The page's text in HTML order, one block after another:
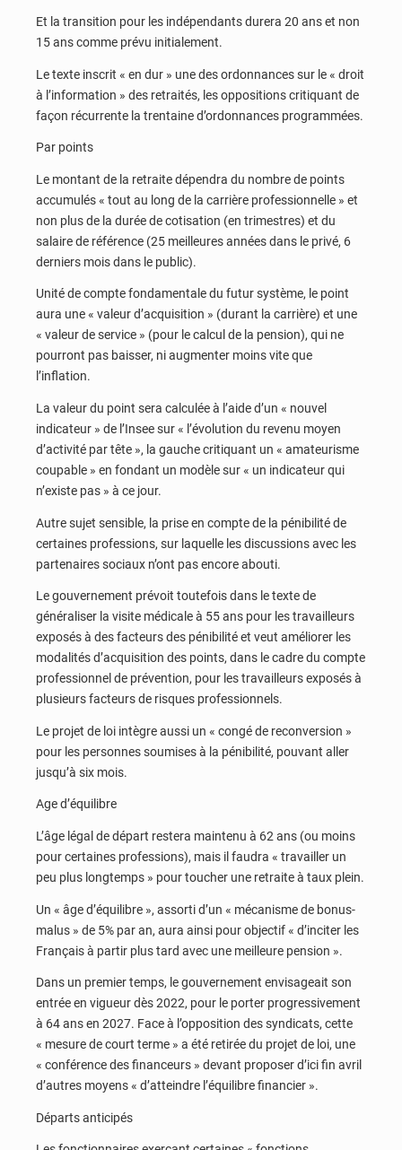
Et la transition pour les indépendants durera 20 ans et non
15 ans comme prévu initialement.
Le texte inscrit « en dur » une des ordonnances sur le « droit
à l’information » des retraités, les oppositions critiquant de
façon récurrente la trentaine d’ordonnances programmées.
Par points
Le montant de la retraite dépendra du nombre de points
accumulés « tout au long de la carrière professionnelle » et
non plus de la durée de cotisation (en trimestres) et du
salaire de référence (25 meilleures années dans le privé, 6
derniers mois dans le public).
Unité de compte fondamentale du futur système, le point
aura une « valeur d’acquisition » (durant la carrière) et une
« valeur de service » (pour le calcul de la pension), qui ne
pourront pas baisser, ni augmenter moins vite que
l’inflation.
La valeur du point sera calculée à l’aide d’un « nouvel
indicateur » de l’Insee sur « l’évolution du revenu moyen
d’activité par tête », la gauche critiquant un « amateurisme
coupable » en fondant un modèle sur « un indicateur qui
n’existe pas » à ce jour.
Autre sujet sensible, la prise en compte de la pénibilité de
certaines professions, sur laquelle les discussions avec les
partenaires sociaux n’ont pas encore abouti.
Le gouvernement prévoit toutefois dans le texte de
généraliser la visite médicale à 55 ans pour les travailleurs
exposés à des facteurs des pénibilité et veut améliorer les
modalités d’acquisition des points, dans le cadre du compte
professionnel de prévention, pour les travailleurs exposés à
plusieurs facteurs de risques professionnels.
Le projet de loi intègre aussi un « congé de reconversion »
pour les personnes soumises à la pénibilité, pouvant aller
jusqu’à six mois.
Age d’équilibre
L’âge légal de départ restera maintenu à 62 ans (ou moins
pour certaines professions), mais il faudra « travailler un
peu plus longtemps » pour toucher une retraite à taux plein.
Un « âge d’équilibre », assorti d’un « mécanisme de bonus-
malus » de 5% par an, aura ainsi pour objectif « d’inciter les
Français à partir plus tard avec une meilleure pension ».
Dans un premier temps, le gouvernement envisageait son
entrée en vigueur dès 2022, pour le porter progressivement
à 64 ans en 2027. Face à l’opposition des syndicats, cette
« mesure de court terme » a été retirée du projet de loi, une
« conférence des financeurs » devant proposer d’ici fin avril
d’autres moyens « d’atteindre l’équilibre financier ».
Départs anticipés